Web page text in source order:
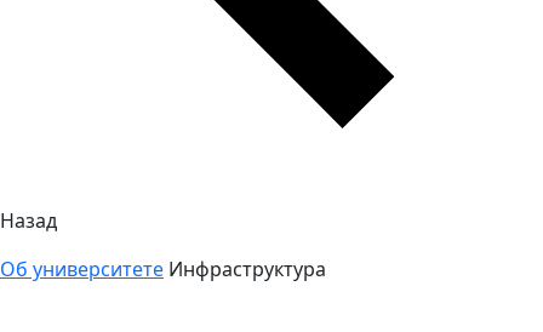
Назад
Об университете Инфраструктура